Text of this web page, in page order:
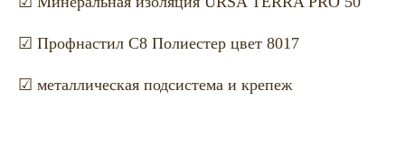
☑ Профнастил С8 Полиестер цвет 8017
☑ металлическая подсистема и крепеж